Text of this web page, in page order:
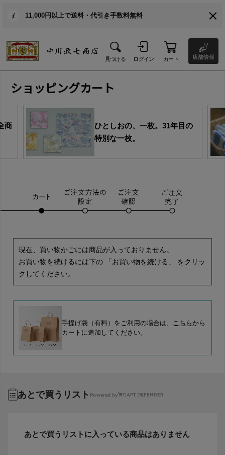
11,000円以上で送料・代引き手数料無料
見つける ログイン カート 店舗情報
ショッピングカート
商
ひとしおの、一枚。31年目の
特別な一枚。
現在、買い物かごには商品が入っておりません。
お買い物を続けるには下の 「お買い物を続ける」 をクリッ
クしてください。
手提げ袋（有料）をご利用の場合は、 こちらから
カートに追加してください。
あとで買うリスト Powered by
あとで買うリストに入っている商品はありません